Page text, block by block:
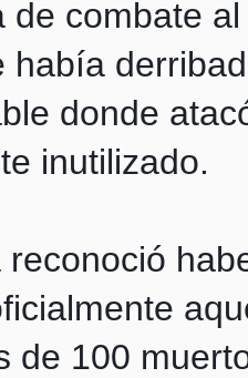
de combate
había
donde
inutilizado.
de 100